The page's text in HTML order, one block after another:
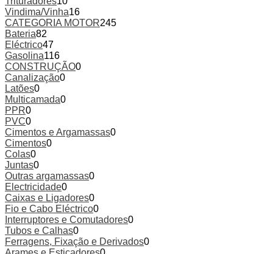
Vindima/Vinha16
CATEGORIA MOTOR245
Bateria82
Eléctrico47
Gasolina116
CONSTRUÇÃO0
Canalização0
Latões0
Multicamada0
PPR0
PVC0
Cimentos e Argamassas0
Cimentos0
Colas0
Juntas0
Outras argamassas0
Electricidade0
Caixas e Ligadores0
Fio e Cabo Eléctrico0
Interruptores e Comutadores0
Tubos e Calhas0
Ferragens, Fixação e Derivados0